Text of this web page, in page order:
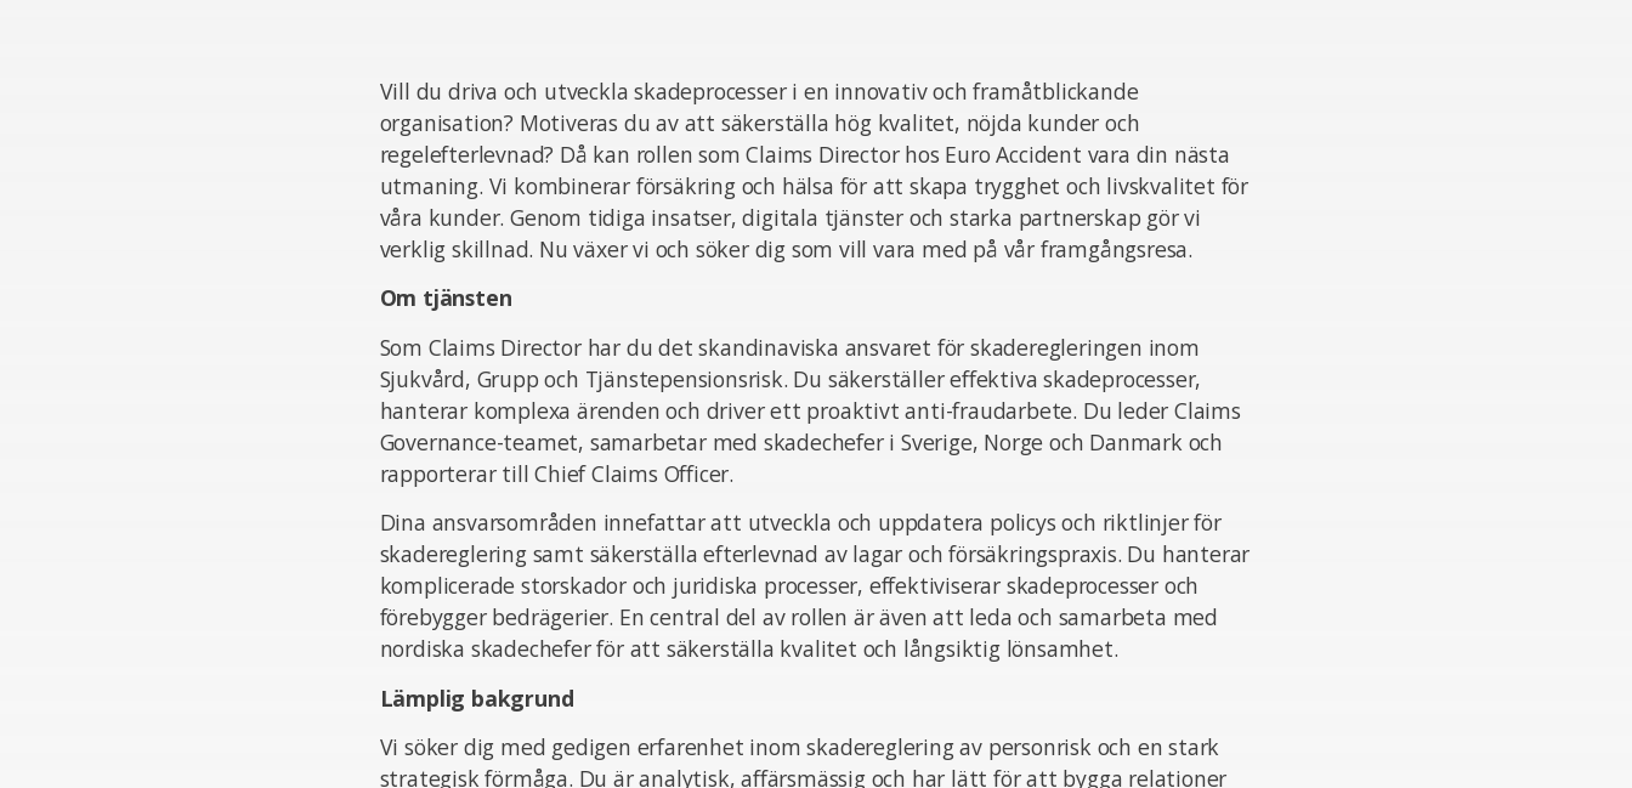
Vill du driva och utveckla skadeprocesser i en innovativ och framåtblickande
organisation? Motiveras du av att säkerställa hög kvalitet, nöjda kunder och
regelefterlevnad? Då kan rollen som Claims Director hos Euro Accident vara din nästa
utmaning. Vi kombinerar försäkring och hälsa för att skapa trygghet och livskvalitet för
våra kunder. Genom tidiga insatser, digitala tjänster och starka partnerskap gör vi
verklig skillnad. Nu växer vi och söker dig som vill vara med på vår framgångsresa.
Om tjänsten
Som Claims Director har du det skandinaviska ansvaret för skaderegleringen inom
Sjukvård, Grupp och Tjänstepensionsrisk. Du säkerställer effektiva skadeprocesser,
hanterar komplexa ärenden och driver ett proaktivt anti-fraudarbete. Du leder Claims
Governance-teamet, samarbetar med skadechefer i Sverige, Norge och Danmark och
rapporterar till Chief Claims Officer.
Dina ansvarsområden innefattar att utveckla och uppdatera policys och riktlinjer för
skadereglering samt säkerställa efterlevnad av lagar och försäkringspraxis. Du hanterar
komplicerade storskador och juridiska processer, effektiviserar skadeprocesser och
förebygger bedrägerier. En central del av rollen är även att leda och samarbeta med
nordiska skadechefer för att säkerställa kvalitet och långsiktig lönsamhet.
Lämplig bakgrund
Vi söker dig med gedigen erfarenhet inom skadereglering av personrisk och en stark
strategisk förmåga. Du är analytisk, affärsmässig och har lätt för att bygga relationer